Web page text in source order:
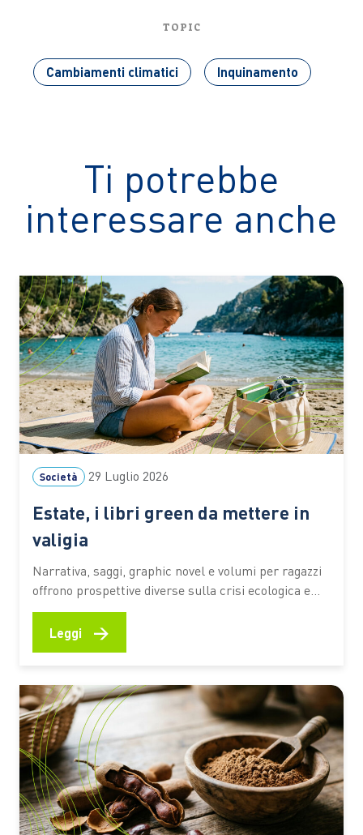
TOPIC
Cambiamenti climatici Inquinamento
Ti potrebbe
interessare anche
Società 29 Luglio 2026
Estate, i libri green da mettere in
valigia
Narrativa, saggi, graphic novel e volumi per ragazzi
offrono prospettive diverse sulla crisi ecologica e
sul rapporto tra persone e ambiente. I titoli
premiati dal Premio Demetra 2026 diventano una
chi mette in valigia un…
Leggi →